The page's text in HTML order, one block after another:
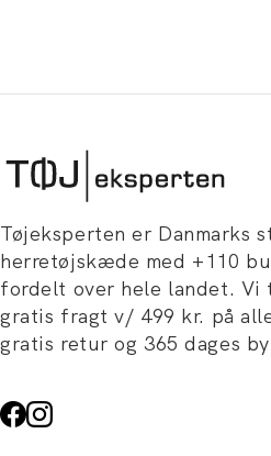
Tøjeksperten er Danmarks
herretøjskæde med +110
fordelt over hele landet. Vi
gratis fragt v/ 499 kr. på
gratis retur og 365 dages